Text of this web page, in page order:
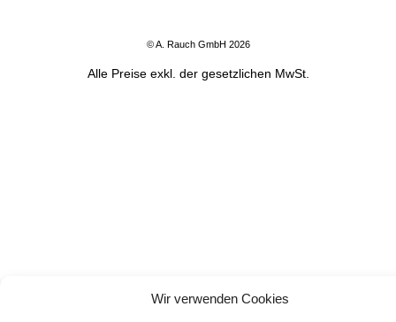
Wir verwenden Cookies
© A. Rauch GmbH 2026
Alle Preise exkl. der gesetzlichen MwSt.